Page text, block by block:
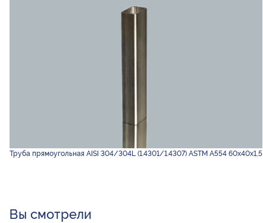
Труба прямоугольная AISI 304/304L (1.4301/1.4307) ASTM A554 60х40х1,5
Вы смотрели